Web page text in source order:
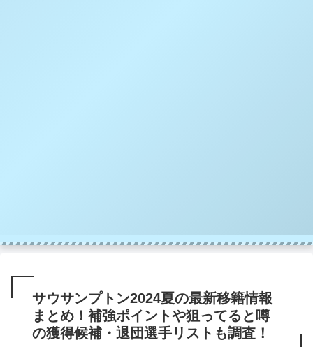
サウサンプトン2024夏の最新移籍情報
まとめ！補強ポイントや狙ってると噂
の獲得候補・退団選手リストも調査！